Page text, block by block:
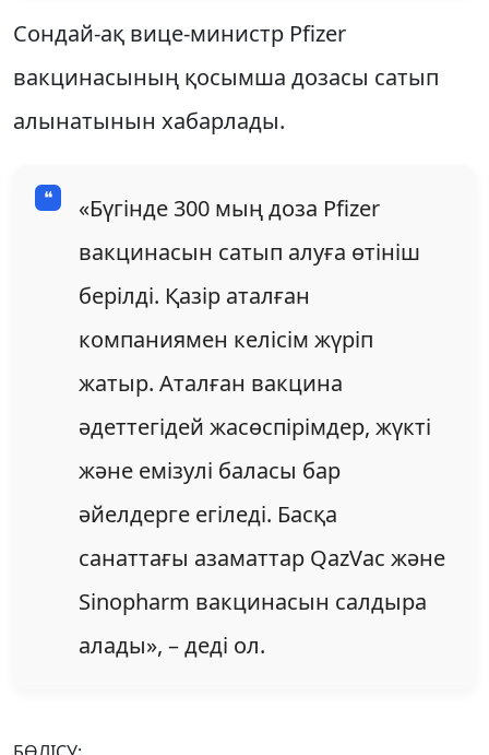
Сондай-ақ вице-министр Pfizer
вакцинасының қосымша дозасы сатып
алынатынын хабарлады.
«Бүгінде 300 мың доза Pfizer
вакцинасын сатып алуға өтініш
берілді. Қазір аталған
компаниямен келісім жүріп
жатыр. Аталған вакцина
әдеттегідей жасөспірімдер, жүкті
және емізулі баласы бар
әйелдерге егіледі. Басқа
санаттағы азаматтар QazVac және
Sinopharm вакцинасын салдыра
алады», – деді ол.